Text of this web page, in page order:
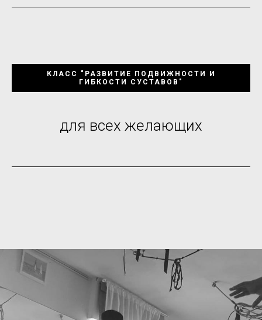
КЛАСС "РАЗВИТИЕ ПОДВИЖНОСТИ И
ГИБКОСТИ СУСТАВОВ"
для всех желающих